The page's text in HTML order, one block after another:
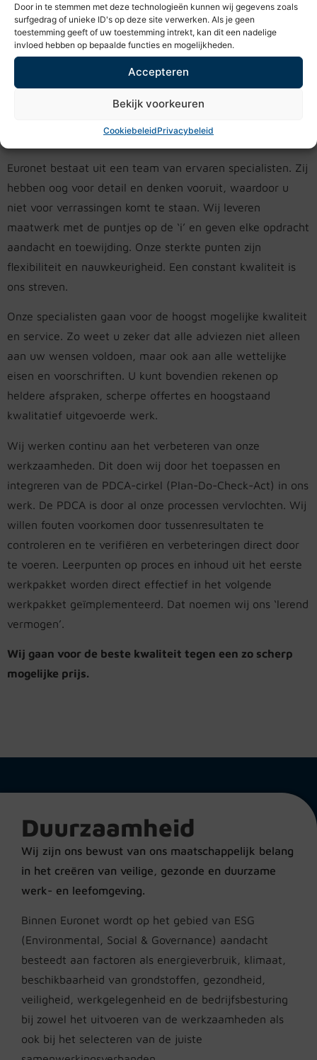
Door in te stemmen met deze technologieën kunnen wij gegevens zoals
surfgedrag of unieke ID's op deze site verwerken. Als je geen
toestemming geeft of uw toestemming intrekt, kan dit een nadelige
invloed hebben op bepaalde functies en mogelijkheden.
Accepteren
Bekijk voorkeuren
CookiebeleidPrivacybeleid
Kwaliteit
Het leveren van kwaliteit zit in onze vezels; in één keer
Euronet bestaat uit een team van ervaren specialisten. Zij
hebben oog voor detail en denken vooruit, waardoor u
niet voor verrassingen komt te staan. Wij leveren
maatwerk met de puntjes op de ‘i’ en geven elke opdracht
aandacht en toewijding. Onze sterkte punten zijn
flexibiliteit en nauwkeurigheid. Een constant kwaliteit is
ons streven.
Onze specialisten gaan voor de hoogst mogelijke kwaliteit
en service. Zo weet u zeker dat alle adviezen niet alleen
aan uw wensen voldoen, maar ook aan alle wettelijke
eisen en voorschriften. U kunt bovendien rekenen op
heldere afspraken, scherpe offertes en hoogstaand
kwalitatief uitgevoerde werk.
Wij werken continu aan het verbeteren van onze
werkzaamheden. Dit doen wij door het toepassen en
integreren van de PDCA-cirkel (Plan-Do-Check-Act) in ons
werk. De PDCA is door al onze processen vervlochten. Wij
willen fouten voorkomen door tussenresultaten te
controleren en te verifiëren en verbeteringen direct door
te voeren. Leerpunten op proces en inhoud uit het eerste
werkpakket worden direct effectief in het volgende
werkpakket geïmplementeerd. Dat noemen wij ons ‘lerend
vermogen’.
Wij gaan voor de beste kwaliteit tegen een zo scherp
mogelijke prijs.
Duurzaamheid
Wij zijn ons bewust van ons maatschappelijk belang
in het creëren van veilige, gezonde en duurzame
werk- en leefomgeving.
Binnen Euronet wordt op het gebied van ESG
(Environmental, Social & Governance) aandacht
besteedt aan factoren als energieverbruik, klimaat,
beschikbaarheid van grondstoffen, gezondheid,
veiligheid, werkgelegenheid en de bedrijfsbesturing
bij zowel het uitvoeren van de werkzaamheden als
ook bij het selecteren van de juiste